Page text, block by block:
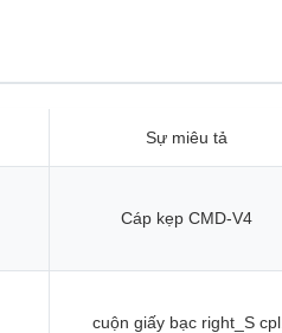
Sự miêu tả
Cáp kẹp CMD-V4
cuộn giấy bạc right_S cpl.